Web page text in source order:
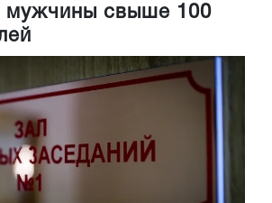
мужчины свыше 100